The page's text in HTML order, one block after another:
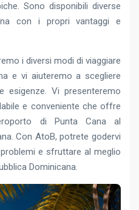
Sono disponibili diverse
con i propri vantaggi e
i diversi modi di viaggiare
e vi aiuteremo a scegliere
esigenze. Vi presenteremo
e conveniente che offre
di Punta Cana al
Con AtoB, potrete godervi
e sfruttare al meglio
Dominicana.